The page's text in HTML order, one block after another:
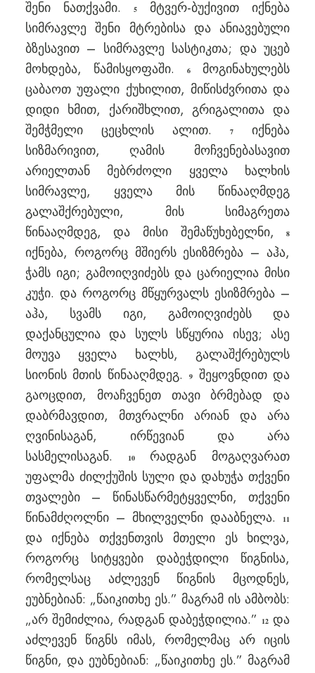
შენი ნათქვამი.
5
მტვერ-ბუქივით იქნება
სიმრავლე შენი მტრებისა და ანიავებული
ბზესავით – სიმრავლე სასტიკთა; და უცებ
მოხდება, წამისყოფაში.
6მოგინახულებს
ცაბაოთ უფალი ქუხილით, მიწისძვრითა და
დიდი ხმით, ქარიშხლით, გრიგალითა და
შემჭმელი ცეცხლის ალით.7
იქნება
სიზმარივით, ღამის მოჩვენებასავით
არიელთან მებრძოლი ყველა ხალხის
სიმრავლე, ყველა მის წინააღმდეგ
გალაშქრებული, მის სიმაგრეთა
წინააღმდეგ, და მისი შემაწუხებელნი,8
იქნება, როგორც მშიერს ესიზმრება – აჰა,
ჭამს იგი; გამოიღვიძებს და ცარიელია მისი
კუჭი. და როგორც მწყურვალს ესიზმრება –
აჰა, სვამს იგი, გამოიღვიძებს და
დაქანცულია და სულს სწყურია ისევ; ასე
მოუვა ყველა ხალხს, გალაშქრებულს
სიონის მთის წინააღმდეგ.
9შეყოვნდით და
გაოცდით, მოაჩვენეთ თავი ბრმებად და
დაბრმავდით, მთვრალნი არიან და არა
ღვინისაგან, ირწევიან და არა
სასმელისაგან.
10რადგან მოგაღვარათ
უფალმა ძილქუშის სული და დახუჭა თქვენი
თვალები – წინასწარმეტყველნი, თქვენი
წინამძღოლნი – მხილველნი დააბნელა.
11
და იქნება თქვენთვის მთელი ეს ხილვა,
როგორც სიტყვები დაბეჭდილი წიგნისა,
რომელსაც აძლევენ წიგნის მცოდნეს,
ეუბნებიან: „წაიკითხე ეს.” მაგრამ ის ამბობს:
„არ შემიძლია, რადგან დაბეჭდილია.”
12 და
აძლევენ წიგნს იმას, რომელმაც არ იცის
წიგნი, და ეუბნებიან: „წაიკითხე ეს.” მაგრამ